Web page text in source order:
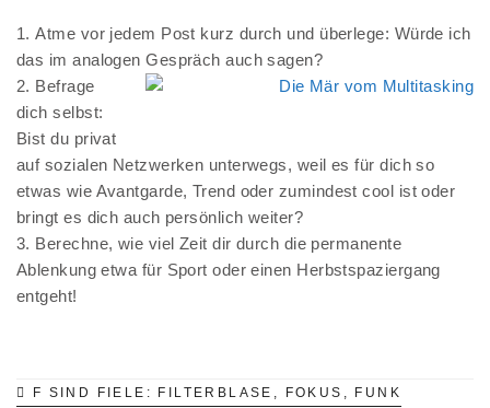
Atme vor jedem Post kurz durch und überlege: Würde ich
das im analogen Gespräch auch sagen?
Befrage
dich selbst:
Bist du privat
auf sozialen Netzwerken unterwegs, weil es für dich so
etwas wie Avantgarde, Trend oder zumindest cool ist oder
bringt es dich auch persönlich weiter?
Berechne, wie viel Zeit dir durch die permanente
Ablenkung etwa für Sport oder einen Herbstspaziergang
entgeht!
F SIND FIELE: FILTERBLASE, FOKUS, FUNK